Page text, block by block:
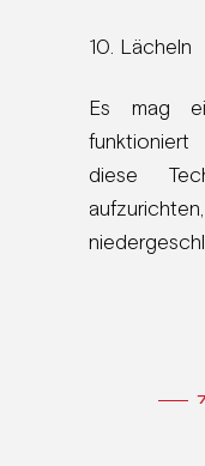
10. Lächeln
Es mag
diese